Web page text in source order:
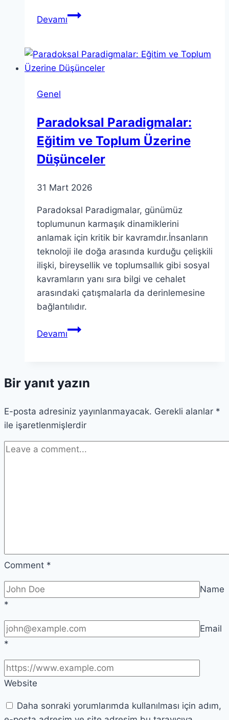
DevamıRenk
ve
Tasarım
Genel
Paradoksal Paradigmalar:
Eğitim ve Toplum Üzerine
Düşünceler
31 Mart 2026
Paradoksal Paradigmalar, günümüz
toplumunun karmaşık dinamiklerini
anlamak için kritik bir kavramdır.İnsanların
teknoloji ile doğa arasında kurduğu çelişkili
ilişki, bireysellik ve toplumsallık gibi sosyal
kavramların yanı sıra bilgi ve cehalet
arasındaki çatışmalarla da derinlemesine
bağlantılıdır.
DevamıParadoksal
Toplum
Düşünceler
Bir yanıt yazın
E-posta adresiniz yayınlanmayacak. Gerekli alanlar *
ile işaretlenmişlerdir
Comment *
Name
*
Email
*
Website
Daha sonraki yorumlarımda kullanılması için adım,